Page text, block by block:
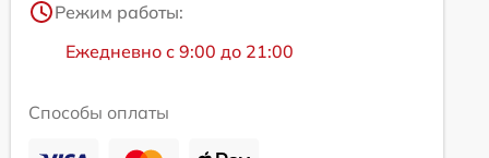
Режим работы:
Ежедневно с 9:00 до 21:00
Способы оплаты